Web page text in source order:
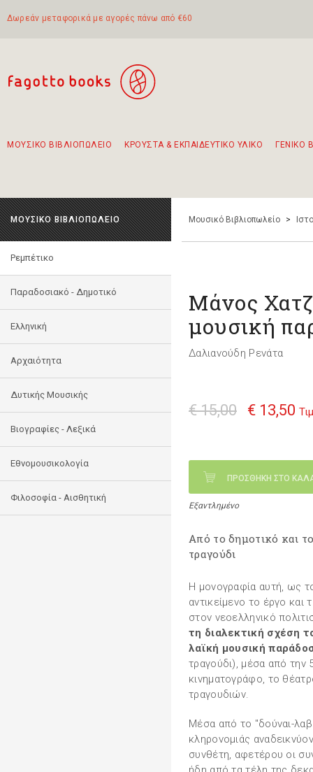
Δωρεάν μεταφορικά με αγορές πάνω από €60
ΜΟΥΣΙΚΟ ΒΙΒΛΙΟΠΩΛΕΙΟ ΚΡΟΥΣΤΑ & ΕΚΠΑΙΔΕΥΤΙΚΟ ΥΛΙΚΟ ΓΕΝΙΚΟ
ΜΟΥΣΙΚΟ ΒΙΒΛΙΟΠΩΛΕΙΟ
Ρεμπέτικο
Παραδοσιακό - Δημοτικό
Ελληνική
Αρχαιότητα
Δυτικής Μουσικής
Βιογραφίες - Λεξικά
Εθνομουσικολογία
Φιλοσοφία - Αισθητική
Μουσικό Βιβλιοπωλείο >
Μάνος
μουσική
Δαλιανούδη Ρενάτα
€ 15,00 € 13,50
ΠΡΟΣΘΗΚΗ ΣΤΟ
Εξαντλημένο
Από το δημοτικό και
τραγούδι
Η μονογραφία αυτή, ως
αντικείμενο το έργο
στον νεοελληνικό
τη διαλεκτική σχέση
λαϊκή μουσική
τραγούδι), μέσα από την
κινηματογράφο, το
τραγουδιών.
Μέσα από το "δούναι-
κληρονομιάς
συνθέτη, αφετέρου οι